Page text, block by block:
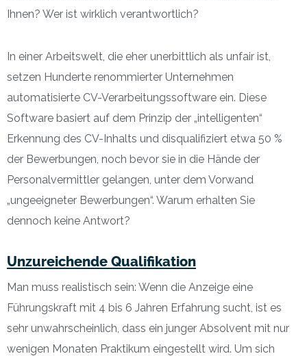
Ihnen? Wer ist wirklich verantwortlich?
In einer Arbeitswelt, die eher unerbittlich als unfair ist,
setzen Hunderte renommierter Unternehmen
automatisierte CV-Verarbeitungssoftware ein. Diese
Software basiert auf dem Prinzip der „intelligenten“
Erkennung des CV-Inhalts und disqualifiziert etwa 50 %
der Bewerbungen, noch bevor sie in die Hände der
Personalvermittler gelangen, unter dem Vorwand
„ungeeigneter Bewerbungen“. Warum erhalten Sie
dennoch keine Antwort?
Unzureichende Qualifikation
Man muss realistisch sein: Wenn die Anzeige eine
Führungskraft mit 4 bis 6 Jahren Erfahrung sucht, ist es
sehr unwahrscheinlich, dass ein junger Absolvent mit nur
wenigen Monaten Praktikum eingestellt wird. Um sich